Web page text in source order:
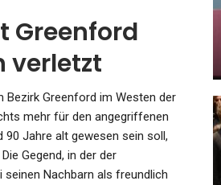
Greenford
verletzt
Bezirk Greenford im Westen der
mehr für den angegriffenen
90 Jahre alt gewesen sein soll,
Gegend, in der der
seinen Nachbarn als freundlich
Dunkelkammer
Admin Apr 30, 2022